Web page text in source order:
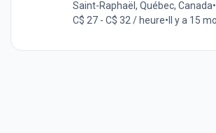
Saint-Raphaël, Québec, Canada•
C$ 27 - C$ 32 / heure• Il y a 15